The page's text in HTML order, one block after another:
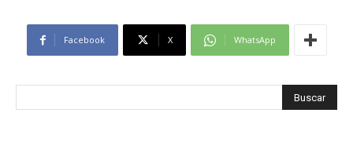
Facebook X WhatsApp